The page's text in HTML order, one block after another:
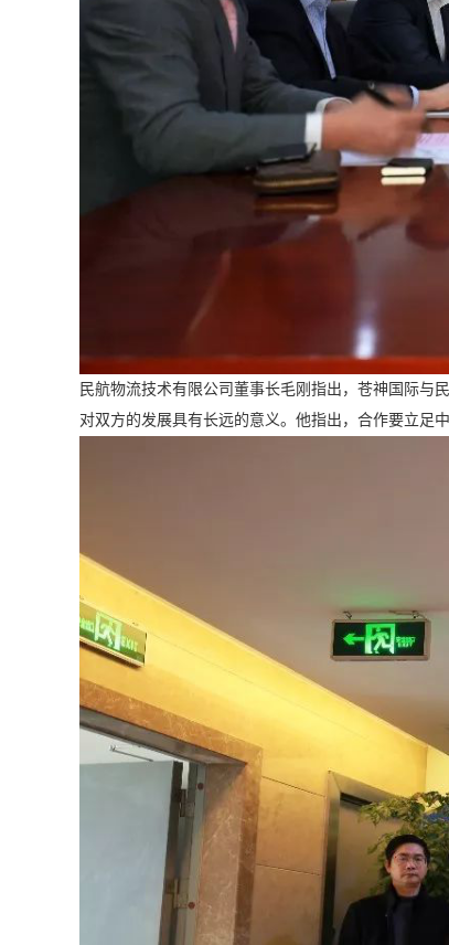
民航物流技术有限公司董事长毛刚指出，苍神国际与
对双方的发展具有长远的意义。他指出，合作要立足